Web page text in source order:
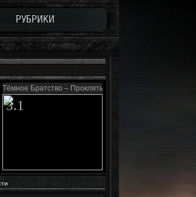
РУБРИКИ
4.1
Тёмное Братство – Проклятые Зоной
3.1